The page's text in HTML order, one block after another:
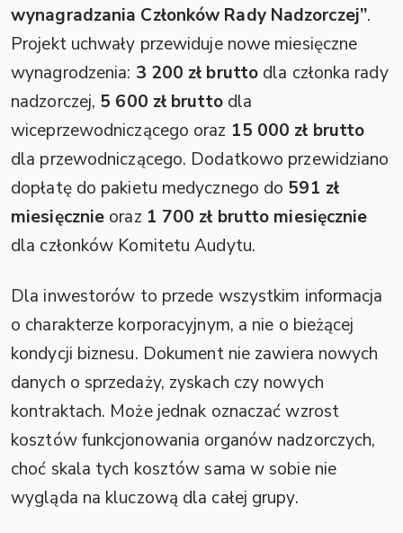
wynagradzania Członków Rady Nadzorczej”.
Projekt uchwały przewiduje nowe miesięczne
wynagrodzenia: 3 200 zł brutto dla członka rady
nadzorczej, 5 600 zł bruttodla
wiceprzewodniczącego oraz 15 000 zł brutto
dla przewodniczącego. Dodatkowo przewidziano
dopłatę do pakietu medycznego do 591 zł
miesięcznie oraz 1 700 zł brutto miesięcznie
dla członków Komitetu Audytu.
Dla inwestorów to przede wszystkim informacja
o charakterze korporacyjnym, a nie o bieżącej
kondycji biznesu. Dokument nie zawiera nowych
danych o sprzedaży, zyskach czy nowych
kontraktach. Może jednak oznaczać wzrost
kosztów funkcjonowania organów nadzorczych,
choć skala tych kosztów sama w sobie nie
wygląda na kluczową dla całej grupy.